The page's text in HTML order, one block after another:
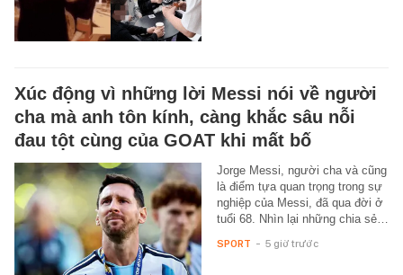
Xúc động vì những lời Messi nói về người
cha mà anh tôn kính, càng khắc sâu nỗi
đau tột cùng của GOAT khi mất bố
Jorge Messi, người cha và cũng
là điểm tựa quan trọng trong sự
nghiệp của Messi, đã qua đời ở
tuổi 68. Nhìn lại những chia sẻ…
SPORT - 5 giờ trước